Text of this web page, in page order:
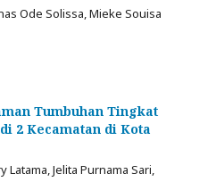
Ode Solissa, Mieke Souisa
Tumbuhan Tingkat
2 Kecamatan di Kota
Jelita Purnama Sari,